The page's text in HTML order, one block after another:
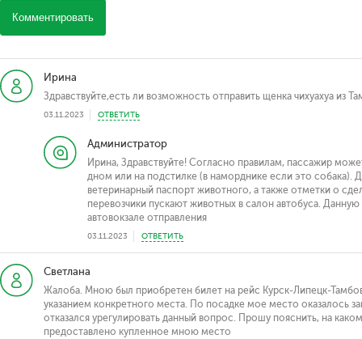
Комментировать
Ирина
Здравствуйте,есть ли возможность отправить щенка чихуахуа из
03.11.2023 ОТВЕТИТЬ
Администратор
Ирина, Здравствуйте! Согласно правилам, пассажир
дном или на подстилке (в наморднике если это собака).
ветеринарный паспорт животного, а также отметки о
перевозчики пускают животных в салон автобуса.
автовокзале отправления
03.11.2023 ОТВЕТИТЬ
Светлана
Жалоба. Мною был приобретен билет на рейс Курск-Липецк-
указанием конкретного места. По посадке мое место оказалось
отказался урегулировать данный вопрос. Прошу пояснить, на
предоставлено купленное мною место